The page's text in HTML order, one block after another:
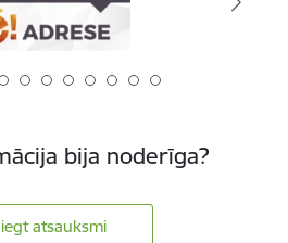
bija noderīga?
atsauksmi